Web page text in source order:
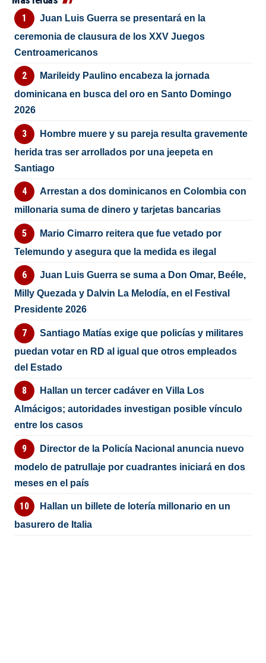
Juan Luis Guerra se presentará en la
ceremonia de clausura de los XXV Juegos
Centroamericanos
Marileidy Paulino encabeza la jornada
dominicana en busca del oro en Santo Domingo
2026
Hombre muere y su pareja resulta gravemente
herida tras ser arrollados por una jeepeta en
Santiago
Arrestan a dos dominicanos en Colombia con
millonaria suma de dinero y tarjetas bancarias
Mario Cimarro reitera que fue vetado por
Telemundo y asegura que la medida es ilegal
Juan Luis Guerra se suma a Don Omar, Beéle,
Milly Quezada y Dalvin La Melodía, en el Festival
Presidente 2026
Santiago Matías exige que policías y militares
puedan votar en RD al igual que otros empleados
del Estado
Hallan un tercer cadáver en Villa Los
Almácigos; autoridades investigan posible vínculo
entre los casos
Director de la Policía Nacional anuncia nuevo
modelo de patrullaje por cuadrantes iniciará en dos
meses en el país
Hallan un billete de lotería millonario en un
basurero de Italia